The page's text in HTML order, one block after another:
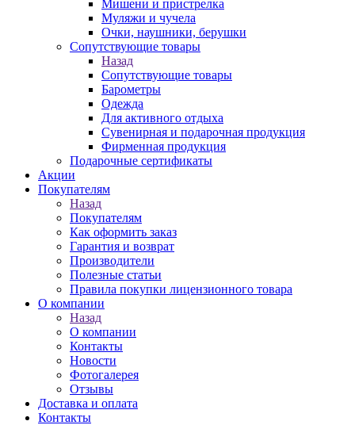
Мишени и пристрелка
Муляжи и чучела
Очки, наушники, берушки
Сопутствующие товары
Назад
Сопутствующие товары
Барометры
Одежда
Для активного отдыха
Сувенирная и подарочная продукция
Фирменная продукция
Подарочные сертификаты
Акции
Покупателям
Назад
Покупателям
Как оформить заказ
Гарантия и возврат
Производители
Полезные статьи
Правила покупки лицензионного товара
О компании
Назад
О компании
Контакты
Новости
Фотогалерея
Отзывы
Доставка и оплата
Контакты